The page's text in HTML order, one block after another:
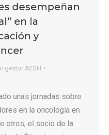
desempeñan
en la
y
gestor AEGH
unas jornadas sobre
en la oncología en
otros, el socio de la